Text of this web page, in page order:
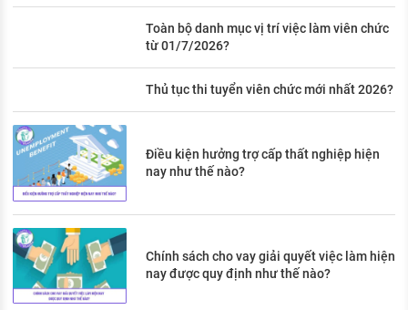
Toàn bộ danh mục vị trí việc làm viên chức
từ 01/7/2026?
Thủ tục thi tuyển viên chức mới nhất 2026?
Điều kiện hưởng trợ cấp thất nghiệp hiện
nay như thế nào?
Chính sách cho vay giải quyết việc làm hiện
nay được quy định như thế nào?